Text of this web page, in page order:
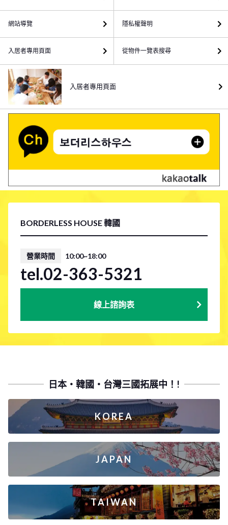
BORDERLESS HOUSE 韓國
營業時間 10:00~18:00
tel.02-363-5321
線上諮詢表
網站導覽 隱私權聲明
入居者專用頁面 從物件一覽表搜尋
入居者專用頁面
日本・韓國・台灣三國拓展中！!
KOREA
JAPAN
TAIWAN